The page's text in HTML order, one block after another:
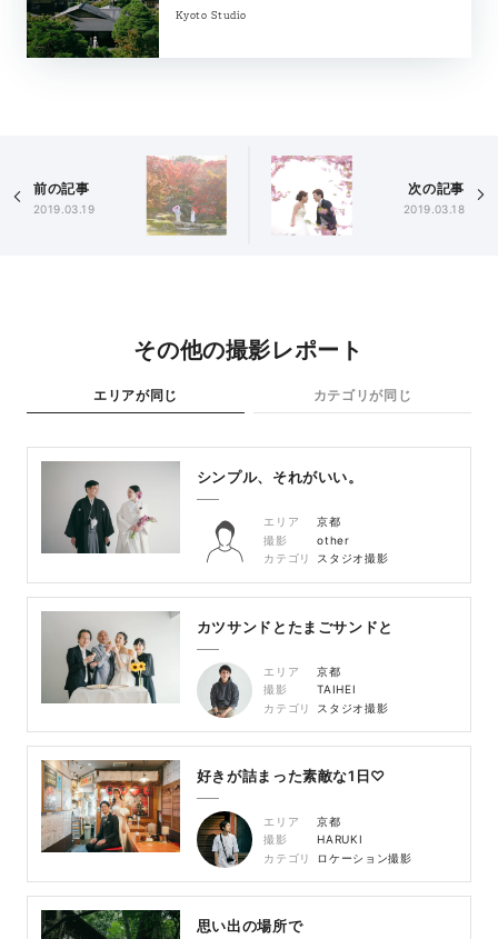
Kyoto Studio
前の記事
2019.03.19
次の記事
2019.03.18
その他の撮影レポート
エリアが同じ カテゴリが同じ
シンプル、それがいい。
エリア
京都
撮影
other
カテゴリ
スタジオ撮影
カツサンドとたまごサンドと
エリア
京都
撮影
TAIHEI
カテゴリ
スタジオ撮影
好きが詰まった素敵な1日♡
エリア
京都
撮影
HARUKI
カテゴリ
ロケーション撮影
思い出の場所で